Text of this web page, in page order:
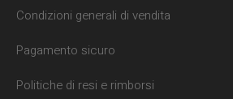
Condizioni generali di vendita
Pagamento sicuro
Politiche di resi e rimborsi